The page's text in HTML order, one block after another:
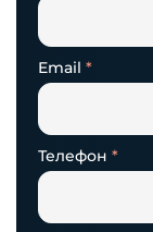
Email *
Телефон *